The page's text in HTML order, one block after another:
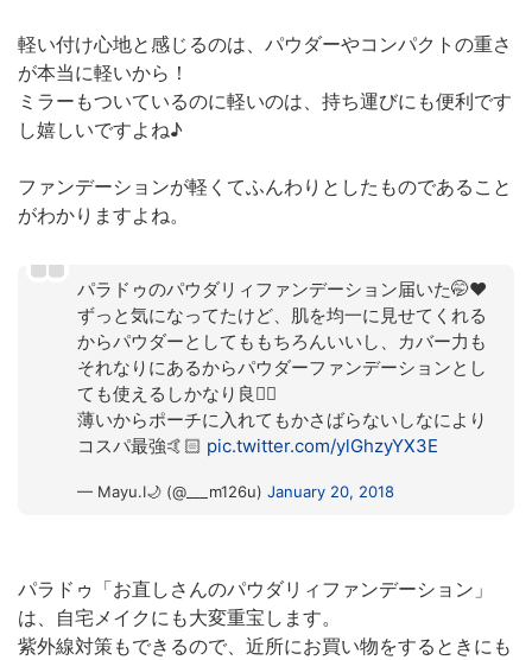
軽い付け心地と感じるのは、パウダーやコンパクトの重さ
が本当に軽いから！
ミラーもついているのに軽いのは、持ち運びにも便利です
し嬉しいですよね♪
ファンデーションが軽くてふんわりとしたものであること
がわかりますよね。
パラドゥのパウダリィファンデーション届いた🤭♥️
ずっと気になってたけど、肌を均一に見せてくれる
からパウダーとしてももちろんいいし、カバー力も
それなりにあるからパウダーファンデーションとし
ても使えるしかなり良🙆‍♀️
薄いからポーチに入れてもかさばらないしなにより
コスパ最強🤙🏻 pic.twitter.com/ylGhzyYX3E
— Mayu.I🌙 (@___m126u) January 20, 2018
パラドゥ「お直しさんのパウダリィファンデーション」
は、自宅メイクにも大変重宝します。
紫外線対策もできるので、近所にお買い物をするときにも